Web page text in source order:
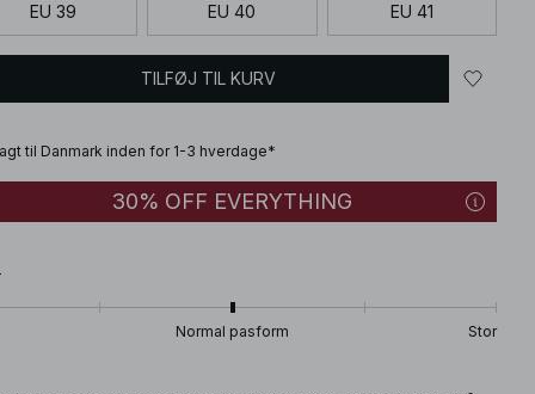
EU 39 EU 40 EU 41
TILFØJ TIL KURV
til Danmark inden for 1-3 hverdage*
30% OFF EVERYTHING
Normal pasform Stor